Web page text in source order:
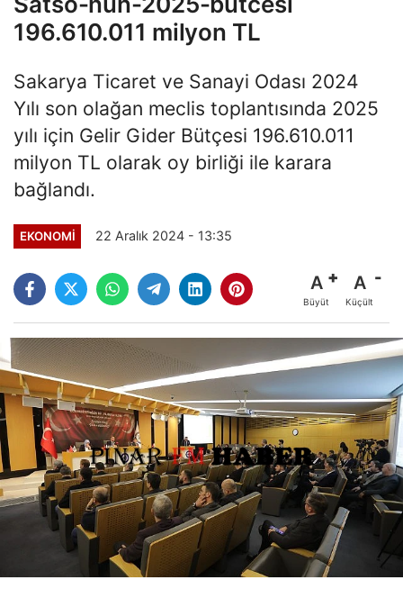
196.610.011 milyon TL
Sakarya Ticaret ve Sanayi Odası 2024
Yılı son olağan meclis toplantısında 2025
yılı için Gelir Gider Bütçesi 196.610.011
milyon TL olarak oy birliği ile karara
bağlandı.
EKONOMİ 22 Aralık 2024 - 13:35
A
Büyüt
A
Küçült